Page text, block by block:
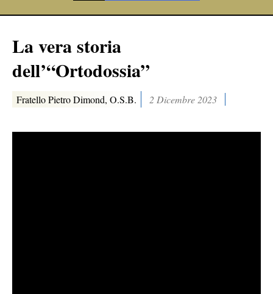
La vera storia
dell’“Ortodossia”
Fratello Pietro Dimond, O.S.B. 2 Dicembre 2023